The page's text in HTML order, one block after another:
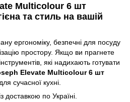
Multicolour 6 шт
та стиль на вашій
ергономіку, безпечні для посуду
простору. Якщо ви прагнете
які надихають готувати
Elevate Multicolour 6 шт
сучасної кухні.
доставкою по Україні.